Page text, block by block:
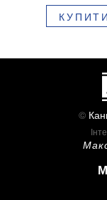
блістері
КУПИТИ
©